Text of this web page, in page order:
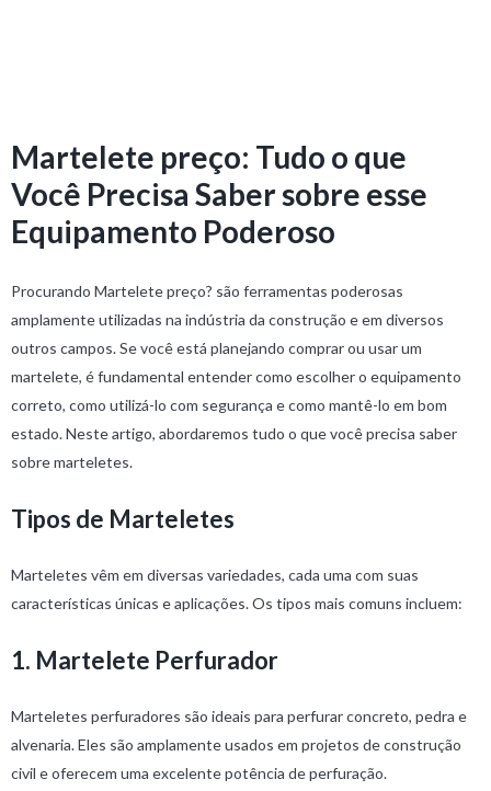
Martelete preço: Tudo o que
Você Precisa Saber sobre esse
Equipamento Poderoso
Procurando Martelete preço? são ferramentas poderosas
amplamente utilizadas na indústria da construção e em diversos
outros campos. Se você está planejando comprar ou usar um
martelete, é fundamental entender como escolher o equipamento
correto, como utilizá-lo com segurança e como mantê-lo em bom
estado. Neste artigo, abordaremos tudo o que você precisa saber
sobre marteletes.
Tipos de Marteletes
Marteletes vêm em diversas variedades, cada uma com suas
características únicas e aplicações. Os tipos mais comuns incluem:
1. Martelete Perfurador
Marteletes perfuradores são ideais para perfurar concreto, pedra e
alvenaria. Eles são amplamente usados em projetos de construção
civil e oferecem uma excelente potência de perfuração.